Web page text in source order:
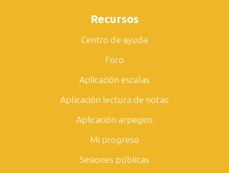
Recursos
Centro de ayuda
Foro
Aplicación escalas
Aplicación lectura de notas
Aplicación arpegios
Mi progreso
Sesiones públicas